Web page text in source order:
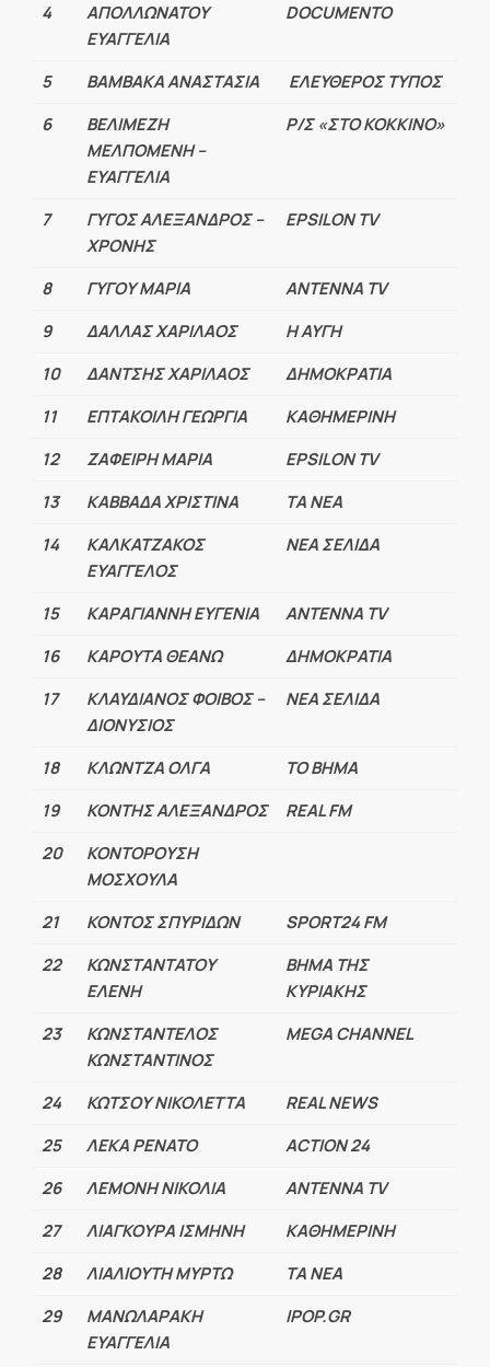
4
ΑΠΟΛΛΩΝΑΤΟΥ
ΕΥΑΓΓΕΛΙΑ
DOCUMENTO
5 ΒΑΜΒΑΚΑ ΑΝΑΣΤΑΣΙΑ
ΕΛΕΥΘΕΡΟΣ ΤΥΠΟΣ
6
ΒΕΛΙΜΕΖΗ
ΜΕΛΠΟΜΕΝΗ –
ΕΥΑΓΓΕΛΙΑ
Ρ/Σ «ΣΤΟ ΚΟΚΚΙΝΟ»
7
ΓΥΓΟΣ ΑΛΕΞΑΝΔΡΟΣ –
ΧΡΟΝΗΣ
EPSILON TV
8 ΓΥΓΟΥ ΜΑΡΙΑ ΑΝΤΕΝΝΑ TV
9
ΔΑΛΛΑΣ ΧΑΡΙΛΑΟΣ
Η ΑΥΓΗ
10
ΔΑΝΤΣΗΣ ΧΑΡΙΛΑΟΣ
ΔΗΜΟΚΡΑΤΙΑ
11
ΕΠΤΑΚΟΙΛΗ ΓΕΩΡΓΙΑ
ΚΑΘΗΜΕΡΙΝΗ
12
ΖΑΦΕΙΡΗ ΜΑΡΙΑ
EPSILON TV
13
ΚΑΒΒΑΔΑ ΧΡΙΣΤΙΝΑ
ΤΑ ΝΕΑ
14
ΚΑΛΚΑΤΖΑΚΟΣ
ΕΥΑΓΓΕΛΟΣ
ΝΕΑ ΣΕΛΙΔΑ
15 ΚΑΡΑΓΙΑΝΝΗ ΕΥΓΕΝΙΑ
ANTENNA TV
16
ΚΑΡΟΥΤΑ ΘΕΑΝΩ
ΔΗΜΟΚΡΑΤΙΑ
17
ΚΛΑΥΔΙΑΝΟΣ ΦΟΙΒΟΣ –
ΔΙΟΝΥΣΙΟΣ
ΝΕΑ ΣΕΛΙΔΑ
18 ΚΛΩΝΤΖΑ ΟΛΓΑ
ΤΟ ΒΗΜΑ
19
ΚΟΝΤΗΣ ΑΛΕΞΑΝΔΡΟΣ
REAL FM
20
ΚΟΝΤΟΡΟΥΣΗ
ΜΟΣΧΟΥΛΑ
21
ΚΟΝΤΟΣ ΣΠΥΡΙΔΩΝ
SPORT24 FM
22
ΚΩΝΣΤΑΝΤΑΤΟΥ
ΕΛΕΝΗ
ΒΗΜΑ ΤΗΣ
ΚΥΡΙΑΚΗΣ
23
ΚΩΝΣΤΑΝΤΕΛΟΣ
ΚΩΝΣΤΑΝΤΙΝΟΣ
MEGA CHANNEL
24 ΚΩΤΣΟΥ ΝΙΚΟΛΕΤΤΑ
REAL NEWS
25
ΛΕΚΑ ΡΕΝΑΤΟ
ACTION 24
26
ΛΕΜΟΝΗ ΝΙΚΟΛΙΑ
ANTENNA TV
27
ΛΙΑΓΚΟΥΡΑ ΙΣΜΗΝΗ
ΚΑΘΗΜΕΡΙΝΗ
28
ΛΙΑΛΙΟΥΤΗ ΜΥΡΤΩ
ΤΑ ΝΕΑ
29
ΜΑΝΩΛΑΡΑΚΗ
ΕΥΑΓΓΕΛΙΑ
IPOP.GR